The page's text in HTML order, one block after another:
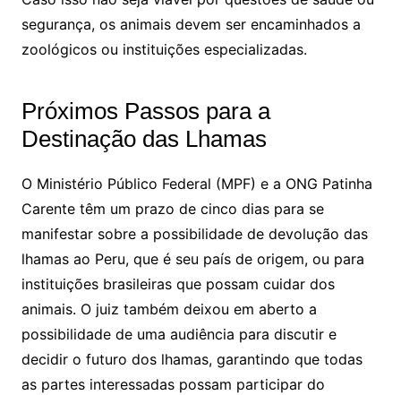
segurança, os animais devem ser encaminhados a
zoológicos ou instituições especializadas.
Próximos Passos para a
Destinação das Lhamas
O Ministério Público Federal (MPF) e a ONG Patinha
Carente têm um prazo de cinco dias para se
manifestar sobre a possibilidade de devolução das
lhamas ao Peru, que é seu país de origem, ou para
instituições brasileiras que possam cuidar dos
animais. O juiz também deixou em aberto a
possibilidade de uma audiência para discutir e
decidir o futuro dos lhamas, garantindo que todas
as partes interessadas possam participar do